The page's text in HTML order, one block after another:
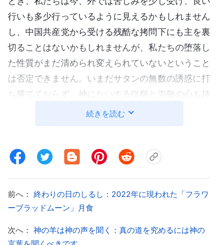
行いも多少行っているように見えるかもしれません
し、中国共産党から受ける残酷な拷問下にも主を裏
切ることはないかもしれませんが、私たちの堕落し
た性質がまだ清められ変えられていないということ
は否定できません。いまだサタンの無数の誘惑に打
ち勝てておらず、神にたいする従順と崇敬の心も持
ち合わせていません。例えば、私たちは自分をすっ
生活を送ることであったり、天国に入り永遠のいの
族に災難がふりかかったりしたとたん、神を責め、
て去ることさえありうるのです。捕えられ投獄され
続きを読む
前へ： 終わりの日のしるし：2022年に現われた「フラワ
ーブラッドムーン」月食
次へ： 神の羊は神の声を聞く：真の道を究めるには神の